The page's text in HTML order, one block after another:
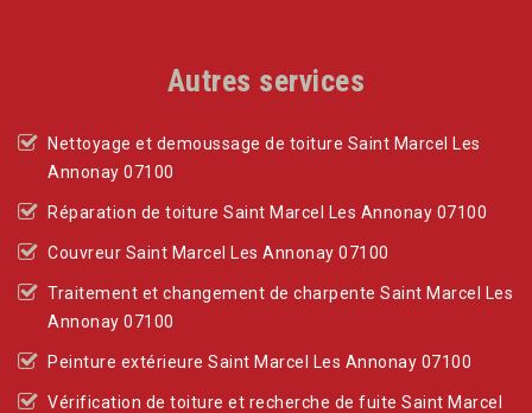
Autres services
Nettoyage et demoussage de toiture Saint Marcel Les
Annonay 07100
Réparation de toiture Saint Marcel Les Annonay 07100
Couvreur Saint Marcel Les Annonay 07100
Traitement et changement de charpente Saint Marcel Les
Annonay 07100
Peinture extérieure Saint Marcel Les Annonay 07100
Vérification de toiture et recherche de fuite Saint Marcel